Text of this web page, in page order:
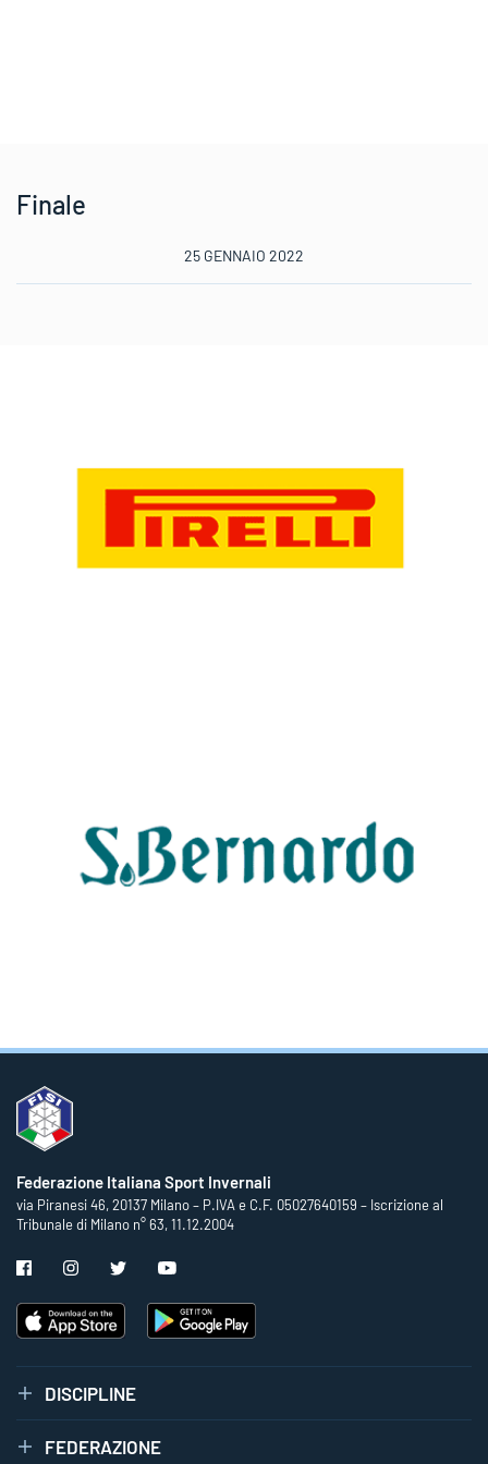
Finale
25 GENNAIO 2022
Federazione Italiana Sport Invernali
via Piranesi 46, 20137 Milano – P.IVA e C.F. 05027640159 – Iscrizione al
Tribunale di Milano n° 63, 11.12.2004
DISCIPLINE
FEDERAZIONE